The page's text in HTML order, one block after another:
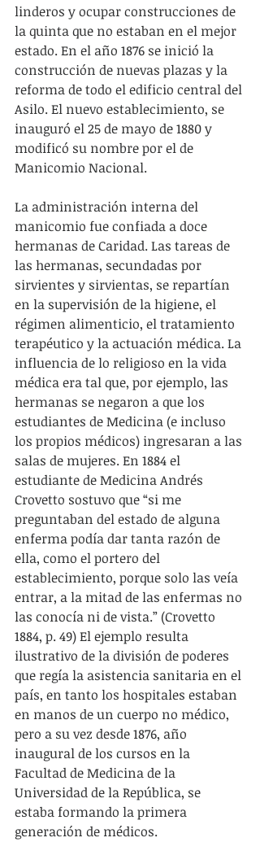
linderos y ocupar construcciones de
la quinta que no estaban en el mejor
estado. En el año 1876 se inició la
construcción de nuevas plazas y la
reforma de todo el edificio central del
Asilo. El nuevo establecimiento, se
inauguró el 25 de mayo de 1880 y
modificó su nombre por el de
Manicomio Nacional.
La administración interna del
manicomio fue confiada a doce
hermanas de Caridad. Las tareas de
las hermanas, secundadas por
sirvientes y sirvientas, se repartían
en la supervisión de la higiene, el
régimen alimenticio, el tratamiento
terapéutico y la actuación médica. La
influencia de lo religioso en la vida
médica era tal que, por ejemplo, las
hermanas se negaron a que los
estudiantes de Medicina (e incluso
los propios médicos) ingresaran a las
salas de mujeres. En 1884 el
estudiante de Medicina Andrés
Crovetto sostuvo que “si me
preguntaban del estado de alguna
enferma podía dar tanta razón de
ella, como el portero del
establecimiento, porque solo las veía
entrar, a la mitad de las enfermas no
las conocía ni de vista.” (Crovetto
1884, p. 49) El ejemplo resulta
ilustrativo de la división de poderes
que regía la asistencia sanitaria en el
país, en tanto los hospitales estaban
en manos de un cuerpo no médico,
pero a su vez desde 1876, año
inaugural de los cursos en la
Facultad de Medicina de la
Universidad de la República, se
estaba formando la primera
generación de médicos.